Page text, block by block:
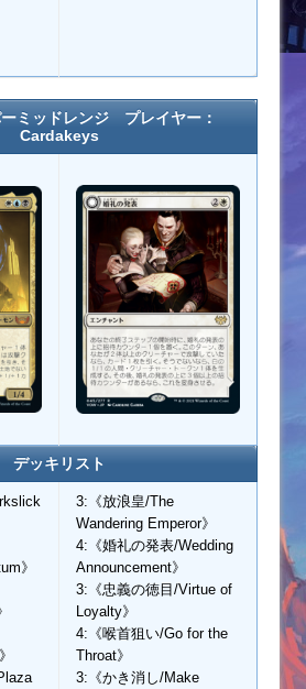
ミッドレンジ プレイヤー：
Cardakeys
デッキリスト
》
3:《放浪皇/The
Wandering Emperor》
4:《婚礼の発表/Wedding
Announcement》
3:《忠義の徳目/Virtue of
Loyalty》
4:《喉首狙い/Go for the
Throat》
3:《かき消し/Make